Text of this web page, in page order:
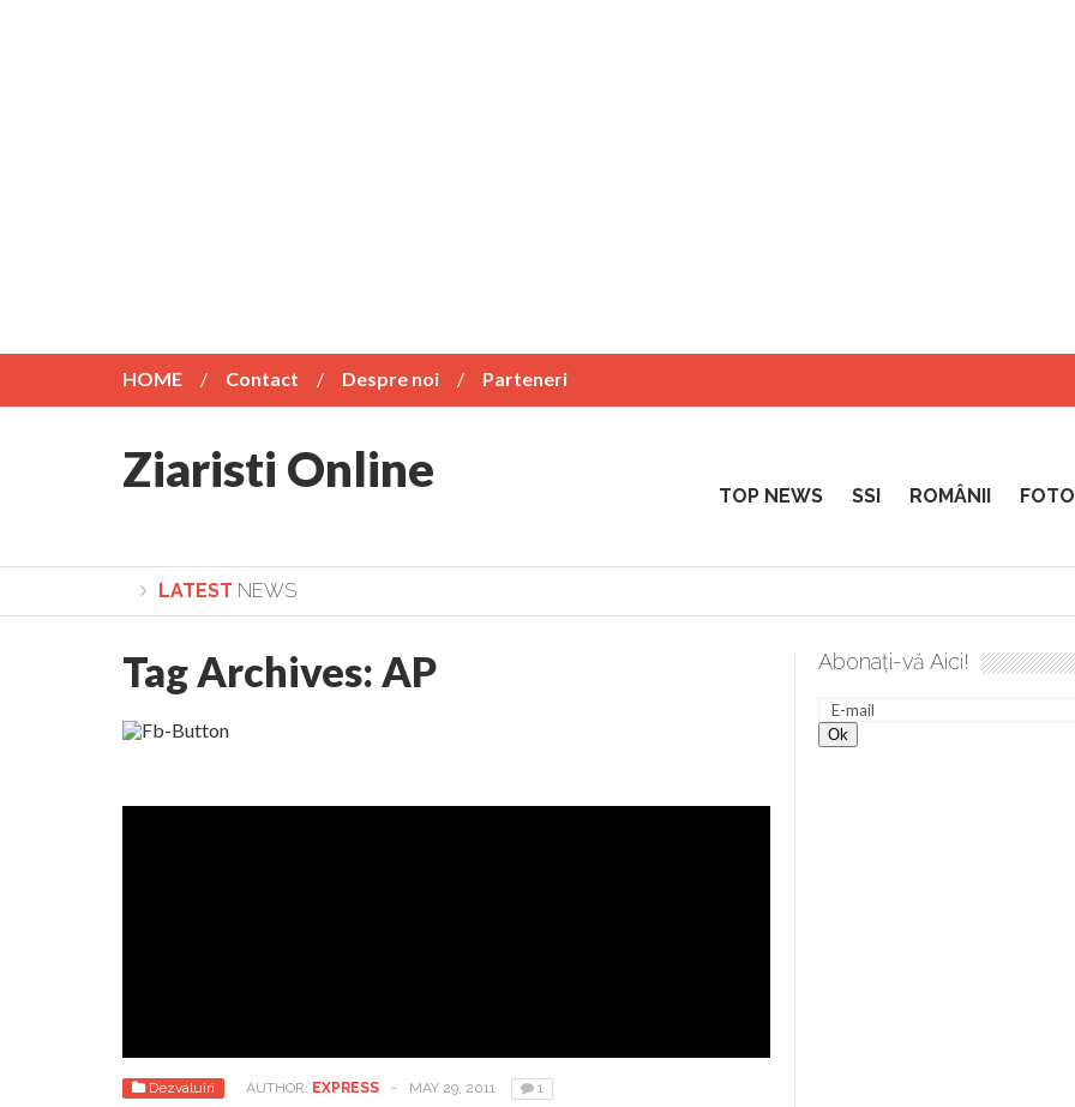
HOME Contact Despre noi Parteneri
Ziaristi Online TOP NEWS SSI ROMÂNII
LATEST NEWS
Lepădarea de sine și urmarea lui Hristos. Calea spre desăvârșire. Gând de duminică de Elena Solunca Moise Sculați,
Tag Archives: AP
Dezvaluiri AUTHOR: EXPRESS - MAY 29, 2011 1
Abonați-vă Aici!